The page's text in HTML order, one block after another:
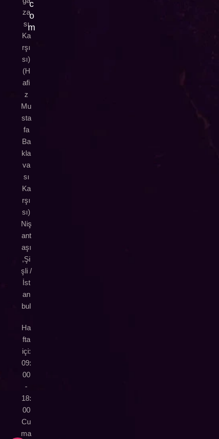
za
sı
Ka
rşı
sı)
(H
afi
z
Mu
sta
fa
Ba
kla
va
sı
Ka
rşı
sı)
Niş
ant
aşı
,Şi
şli /
İst
an
bul
Ha
fta
içi:
09:
00
-
18:
00
Cu
ma
c
o
m